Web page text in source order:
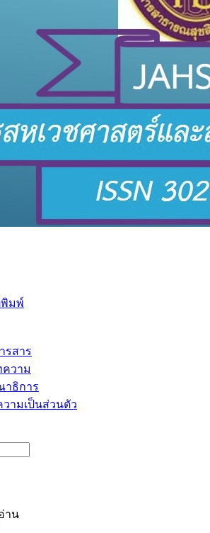
พิมพ์
รสาร
ความ
าธิการ
วามเป็นส่วนตัว
าน